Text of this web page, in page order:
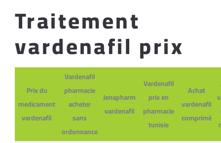
Traitement
vardenafil prix
Prix du
medicament
vardenafil
Vardenafil
pharmacie
acheter
sans
ordonnance
Jenapharm
vardenafil
Vardenafil
prix en
pharmacie
tunisie
Achat
vardenafil
comprimé